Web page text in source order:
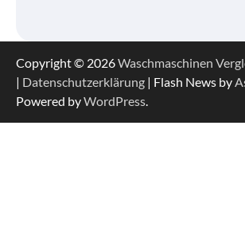
Copyright © 2026Waschmaschinen
| Datenschutzerklärung | Flash News by
Powered byWordPress.